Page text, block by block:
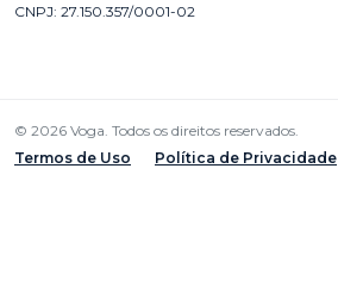
CNPJ: 27.150.357/0001-02
© 2026 Voga. Todos os direitos reservados.
Termos de Uso
Política de Privacidade